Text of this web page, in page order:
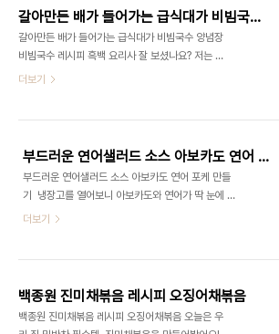
이 자주 찾는 반찬이죠. ​제가 소개할 레시피는 믿고
따라 하는 백종원 멸치볶음 레시피 랍니다 간단하면
서도 실패 확률이 적어서 요리 초보자도 부담 없이 따
라 할 수 있습니다. 자, 그럼 바로 시작해볼까요? ​#멸
치볶음 #백종원멸치볶음 #멸치볶음레시피 #잔멸치
종원잔멸치볶음 준비 재료멸치볶음을 위해 준비해야
이 구하실..
갈아만든 배가 들어가는 급식대가 비빔국수 양념장 비빔국수 레시피
갈아만든 배가 들어가는 급식대가 비빔국수 양념장
비빔국수 레시피 흑백 요리사 잘 보셨나요? 저는 급
식대가님을 응원했었는데 떨어졌을 때 아쉬움이 남
아 만든 배가 들어간다고 하니 혹시나 만드실 분들
은 미리 준비하는 것을 추천드려요 ​#비빔국수 #비빔
국수양념장 #비빔국수레시피 #급식대가비빔국수 재
료 준비급식대가 비빔국수에는 야채는 당근 양배
추 오이가 들어가요 ​ 비빔국수 양념장 : 배음료 2큰
장 2큰술, 설탕 1큰술, 다진마늘 소면 1인분 야
얇게 썰..
더보기
부드러운 연어샐러드 소스 아보카도 연어 포케 만들기
부드러운 연어샐러드 소스 아보카도 연어 포케 만들
기 냉장고를 열어보니 아보카도와 연어가 딱 눈에 들
어오더라고요. 뭐 먹을까 고민하다가 요즘 트렌디
형 레시피로 즐길 수 있죠. 하지만 카페나 레스토랑
에서 먹으려면 가격이 꽤 부담스러워요. 특히 연어
와 아보카도 같은 재료는 원래 고가라 집에서 준비하
더보기
백종원 진미채볶음 레시피 오징어채볶음
백종원 진미채볶음 레시피 오징어채볶음 오늘은 우